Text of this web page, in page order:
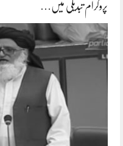
پروگرام تبدیلی میں…